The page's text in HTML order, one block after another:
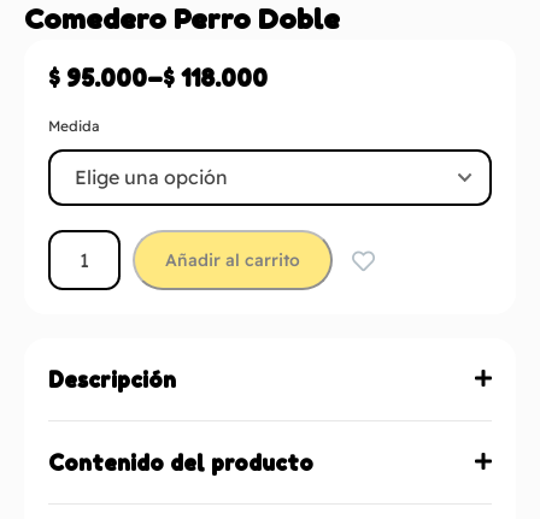
Comedero Perro Doble
$ 95.000–$ 118.000
Medida
Añadir al carrito
Descripción
Contenido del producto